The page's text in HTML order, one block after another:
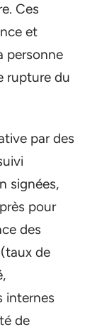
Ces
et
personne
rupture du
par des
signées,
pour
des
de
internes
de